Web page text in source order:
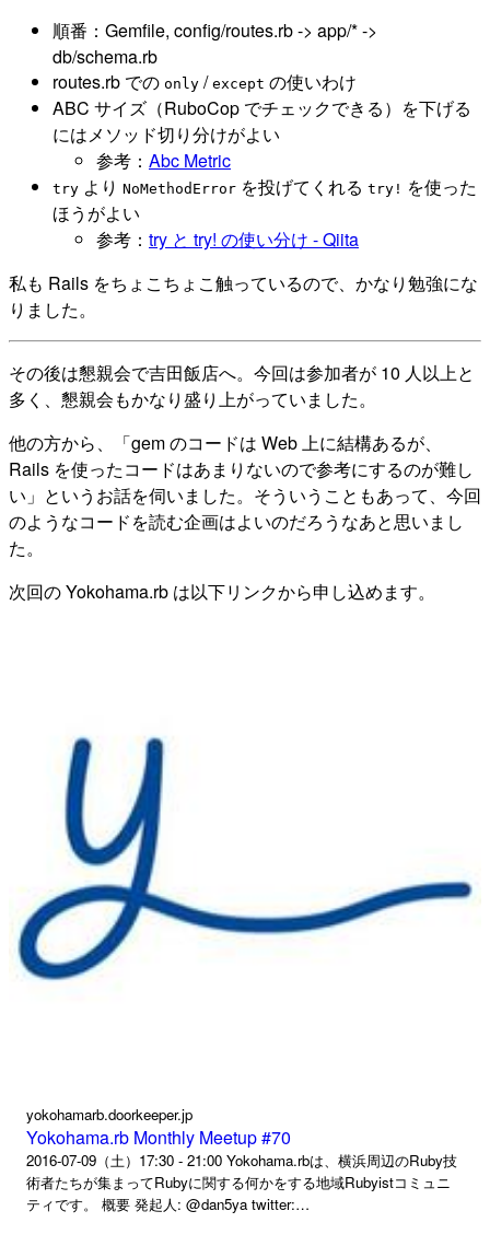
順番：Gemfile, config/routes.rb -> app/* ->
db/schema.rb
routes.rb での only / except の使いわけ
ABC サイズ（RuboCop でチェックできる）を下げる
にはメソッド切り分けがよい
参考： Abc Metric
try より NoMethodError を投げてくれる try! を使った
ほうがよい
参考： try と try! の使い分け - Qiita
私も Rails をちょこちょこ触っているので、かなり勉強にな
りました。
その後は懇親会で吉田飯店へ。今回は参加者が 10 人以上と
多く、懇親会もかなり盛り上がっていました。
他の方から、「gem のコードは Web 上に結構あるが、
Rails を使ったコードはあまりないので参考にするのが難し
い」というお話を伺いました。そういうこともあって、今回
のようなコードを読む企画はよいのだろうなあと思いまし
た。
次回の Yokohama.rb は以下リンクから申し込めます。
Yokohama.rb Monthly Meetup #70
yokohamarb.doorkeeper.jp
2016-07-09（土）17:30 - 21:00 Yokohama.rbは、横浜周辺のRuby技
術者たちが集まってRubyに関する何かをする地域Rubyistコミュニ
ティです。 概要 発起人: @dan5ya twitter: